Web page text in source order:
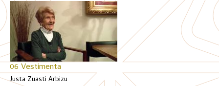
06 Vestimenta
Justa Zuasti Arbizu